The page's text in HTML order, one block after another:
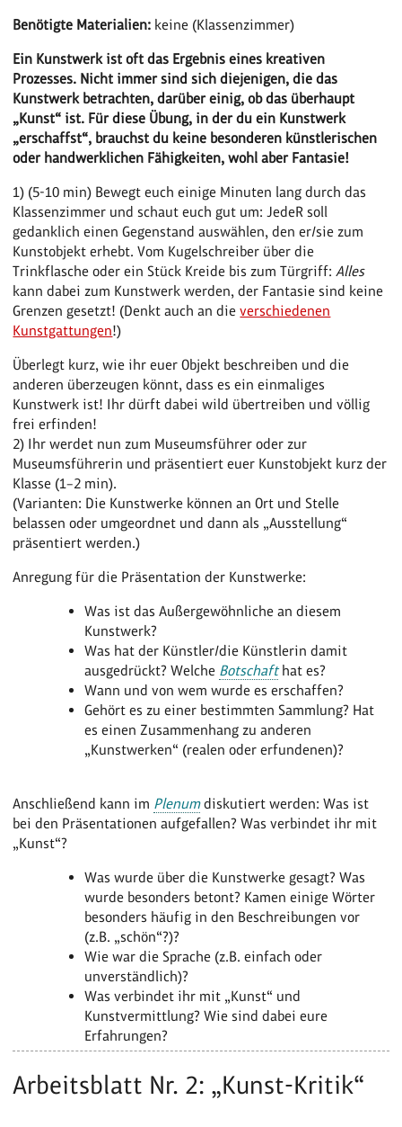
Benötigte Materialien: keine (Klassenzimmer)
Ein Kunstwerk ist oft das Ergebnis eines kreativen
Prozesses. Nicht immer sind sich diejenigen, die das
Kunstwerk betrachten, darüber einig, ob das überhaupt
„Kunst“ ist. Für diese Übung, in der du ein Kunstwerk
„erschaffst“, brauchst du keine besonderen künstlerischen
oder handwerklichen Fähigkeiten, wohl aber Fantasie!
1) (5-10 min) Bewegt euch einige Minuten lang durch das
Klassenzimmer und schaut euch gut um: JedeR soll
gedanklich einen Gegenstand auswählen, den er/sie zum
Kunstobjekt erhebt. Vom Kugelschreiber über die
Trinkflasche oder ein Stück Kreide bis zum Türgriff: Alles
kann dabei zum Kunstwerk werden, der Fantasie sind keine
Grenzen gesetzt! (Denkt auch an dieverschiedenen
Kunstgattungen!)
Überlegt kurz, wie ihr euer Objekt beschreiben und die
anderen überzeugen könnt, dass es ein einmaliges
Kunstwerk ist! Ihr dürft dabei wild übertreiben und völlig
frei erfinden!
2) Ihr werdet nun zum Museumsführer oder zur
Museumsführerin und präsentiert euer Kunstobjekt kurz der
Klasse (1–2 min).
(Varianten: Die Kunstwerke können an Ort und Stelle
belassen oder umgeordnet und dann als „Ausstellung“
präsentiert werden.)
Anregung für die Präsentation der Kunstwerke:
Was ist das Außergewöhnliche an diesem
Kunstwerk?
Was hat der Künstler/die Künstlerin damit
ausgedrückt? Welche Botschafthat es?
Wann und von wem wurde es erschaffen?
Gehört es zu einer bestimmten Sammlung? Hat
es einen Zusammenhang zu anderen
„Kunstwerken“ (realen oder erfundenen)?
Anschließend kann im Plenumdiskutiert werden: Was ist
bei den Präsentationen aufgefallen? Was verbindet ihr mit
„Kunst“?
Was wurde über die Kunstwerke gesagt? Was
wurde besonders betont? Kamen einige Wörter
besonders häufig in den Beschreibungen vor
(z.B. „schön“?)?
Wie war die Sprache (z.B. einfach oder
unverständlich)?
Was verbindet ihr mit „Kunst“ und
Kunstvermittlung? Wie sind dabei eure
Erfahrungen?
Arbeitsblatt Nr. 2: „Kunst-Kritik“